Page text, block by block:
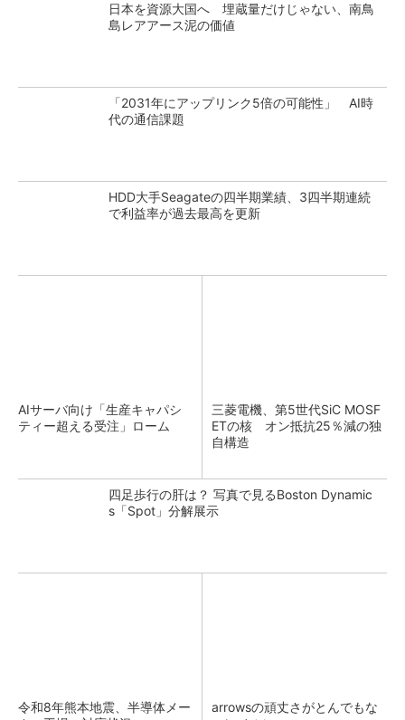
日本を資源大国へ 埋蔵量だけじゃない、南鳥
島レアアース泥の価値
「2031年にアップリンク5倍の可能性」 AI時
代の通信課題
HDD大手Seagateの四半期業績、3四半期連続
で利益率が過去最高を更新
AIサーバ向け「生産キャパシ
ティー超える受注」ローム
三菱電機、第5世代SiC MOSF
ETの核 オン抵抗25％減の独
自構造
四足歩行の肝は？ 写真で見るBoston Dynamic
s「Spot」分解展示
令和8年熊本地震、半導体メー
arrowsの頑丈さがとんでもな